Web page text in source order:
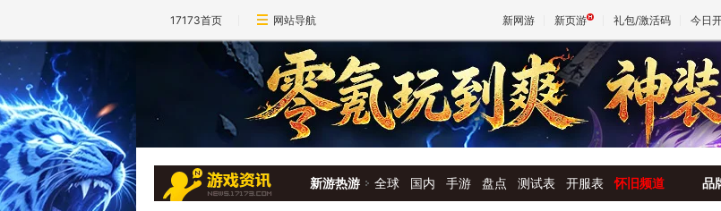
17173首页 网站导航 新网游 新页游 礼包/激活码 今日
新游热游 全球 国内 手游 盘点 测试表 开服表 怀旧频道 品